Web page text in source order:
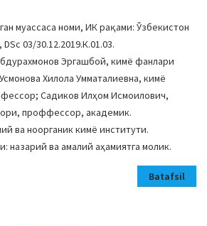
муассаса номи, ИК рақами: Ўзбекистон
03/30.12.2019.К.01.03.
Эргашбой, кимё фанлари
Хилола Умматалиевна, кимё
Садиков Илҳом Исмоилович,
проффессор, академик.
ва ноорганик кимё институти.
назарий ва амалий аҳамиятга молик.
Batafsil